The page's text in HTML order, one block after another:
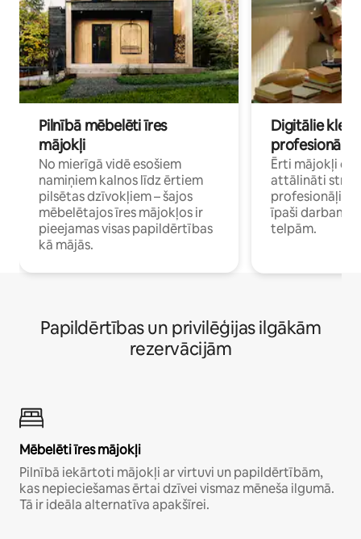
Pilnībā mēbelēti īres
mājokļi
No mierīgā vidē esošiem
namiņiem kalnos līdz ērtiem
pilsētas dzīvokļiem – šajos
mēbelētajos īres mājokļos ir
pieejamas visas papildērtības
kā mājās.
Digitālie
profesionāļi
Ērti mājokļi
attālināti
īpaši darbam
telpām.
Papildērtības un privilēģijas ilgākām
rezervācijām
Mēbelēti īres mājokļi
Pilnībā iekārtoti mājokļi ar virtuvi un papildērtībām,
kas nepieciešamas ērtai dzīvei vismaz mēneša ilgumā.
Tā ir ideāla alternatīva apakšīrei.